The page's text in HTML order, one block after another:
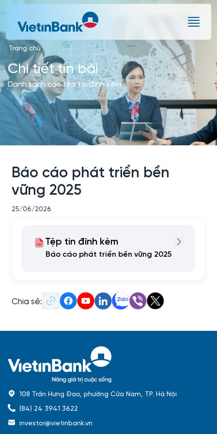
Trang chủ
Chi tiết tin bài
Danh sách các tệp tin đính kèm
Báo cáo phát triển bền
vững 2025
25/06/2026
Tệp tin đính kèm
Báo cáo phát triển bền vững 2025
Chia sẻ:
108 Trần Hưng Đạo, phường Cửa Nam, TP. Hà Nội
(84) 24 3941 3622
investor@vietinbank.vn